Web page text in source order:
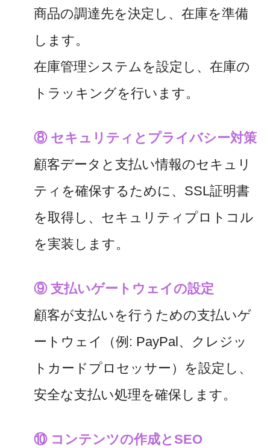
商品の調達先を決定し、在庫を準備
します。
在庫管理システムを設定し、在庫の
トラッキングを行います。
⑧ セキュリティとプライバシー対策
顧客データと支払い情報のセキュリ
ティを確保するために、SSL証明書
を取得し、セキュリティプロトコル
を実装します。
⑨ 支払いゲートウェイの設定
顧客が支払いを行うための支払いゲ
ートウェイ（例: PayPal、クレジッ
トカードプロセッサー）を設定し、
安全な支払い処理を確保します。
⑩ コンテンツの作成とSEO